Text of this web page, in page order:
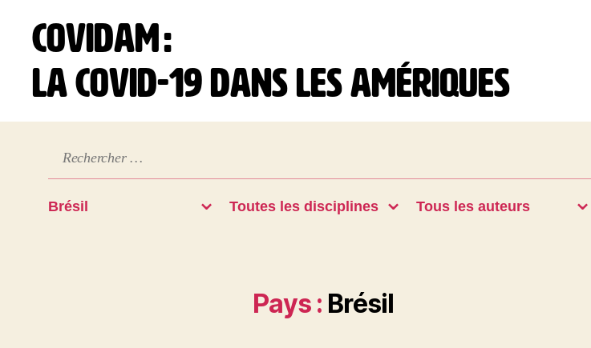
COVIDAM :
la Covid-19 dans les Amériques
Pays : Brésil